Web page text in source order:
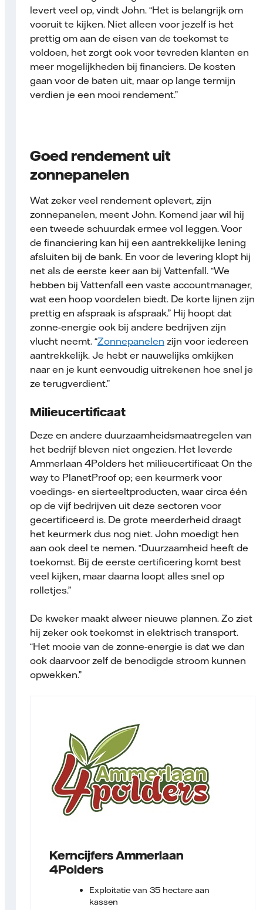
levert veel op, vindt John. “Het is belangrijk om
vooruit te kijken. Niet alleen voor jezelf is het
prettig om aan de eisen van de toekomst te
voldoen, het zorgt ook voor tevreden klanten en
meer mogelijkheden bij financiers. De kosten
gaan voor de baten uit, maar op lange termijn
verdien je een mooi rendement.”
Goed rendement uit
zonnepanelen
Wat zeker veel rendement oplevert, zijn
zonnepanelen, meent John. Komend jaar wil hij
een tweede schuurdak ermee vol leggen. Voor
de financiering kan hij een aantrekkelijke lening
afsluiten bij de bank. En voor de levering klopt hij
net als de eerste keer aan bij Vattenfall. “We
hebben bij Vattenfall een vaste accountmanager,
wat een hoop voordelen biedt. De korte lijnen zijn
prettig en afspraak is afspraak.” Hij hoopt dat
zonne-energie ook bij andere bedrijven zijn
vlucht neemt. “Zonnepanelen zijn voor iedereen
aantrekkelijk. Je hebt er nauwelijks omkijken
naar en je kunt eenvoudig uitrekenen hoe snel je
ze terugverdient.”
Milieucertificaat
Deze en andere duurzaamheidsmaatregelen van
het bedrijf bleven niet ongezien. Het leverde
Ammerlaan 4Polders het milieucertificaat On the
way to PlanetProof op; een keurmerk voor
voedings- en sierteeltproducten, waar circa één
op de vijf bedrijven uit deze sectoren voor
gecertificeerd is. De grote meerderheid draagt
het keurmerk dus nog niet. John moedigt hen
aan ook deel te nemen. “Duurzaamheid heeft de
toekomst. Bij de eerste certificering komt best
veel kijken, maar daarna loopt alles snel op
rolletjes.”
De kweker maakt alweer nieuwe plannen. Zo ziet
hij zeker ook toekomst in elektrisch transport.
“Het mooie van de zonne-energie is dat we dan
ook daarvoor zelf de benodigde stroom kunnen
opwekken.”
Kerncijfers Ammerlaan
4Polders
Exploitatie van 35 hectare aan
kassen